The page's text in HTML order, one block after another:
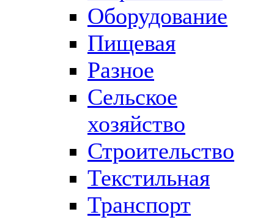
Оборудование
Пищевая
Разное
Сельское
хозяйство
Строительство
Текстильная
Транспорт